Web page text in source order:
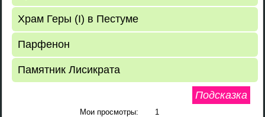
Храм Геры (I) в Пестуме
Парфенон
Памятник Лисикрата
Подсказка
Мои просмотры:
1